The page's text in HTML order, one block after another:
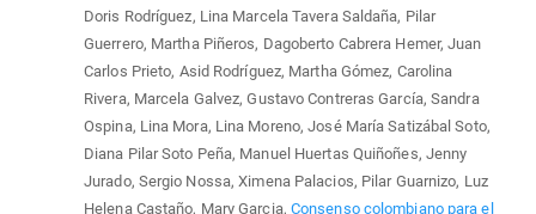
Doris Rodríguez, Lina Marcela Tavera Saldaña, Pilar
Guerrero, Martha Piñeros, Dagoberto Cabrera Hemer, Juan
Carlos Prieto, Asid Rodríguez, Martha Gómez, Carolina
Rivera, Marcela Galvez, Gustavo Contreras García, Sandra
Ospina, Lina Mora, Lina Moreno, José María Satizábal Soto,
Diana Pilar Soto Peña, Manuel Huertas Quiñoñes, Jenny
Jurado, Sergio Nossa, Ximena Palacios, Pilar Guarnizo, Luz
Helena Castaño, Mary Garcia, Consenso colombiano para el